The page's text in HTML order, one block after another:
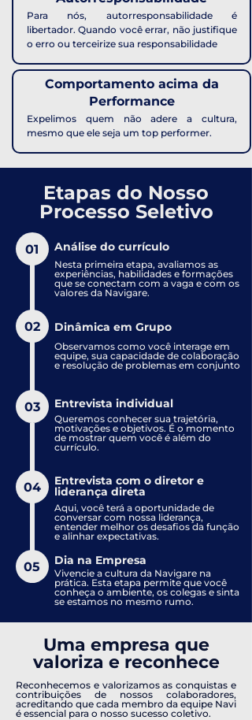
Para nós, autorresponsabilidade é
libertador. Quando você errar, não justifique
o erro ou terceirize sua responsabilidade
Comportamento acima da
Performance
Expelimos quem não adere a cultura,
mesmo que ele seja um top performer.
Etapas do Nosso
Processo Seletivo
01 Análise do currículo
Nesta primeira etapa, avaliamos as
experiências, habilidades e formações
que se conectam com a vaga e com os
valores da Navigare.
02 Dinâmica em Grupo
Observamos como você interage em
equipe, sua capacidade de colaboração
e resolução de problemas em conjunto
03 Entrevista individual
Queremos conhecer sua trajetória,
motivações e objetivos. É o momento
de mostrar quem você é além do
currículo.
04 Entrevista com o diretor e
liderança direta
Aqui, você terá a oportunidade de
conversar com nossa liderança,
entender melhor os desafios da função
e alinhar expectativas.
05 Dia na Empresa
Vivencie a cultura da Navigare na
prática. Esta etapa permite que você
conheça o ambiente, os colegas e sinta
se estamos no mesmo rumo.
Uma empresa que
valoriza e reconhece
Reconhecemos e valorizamos as conquistas e
contribuições de nossos colaboradores,
acreditando que cada membro da equipe Navi
é essencial para o nosso sucesso coletivo.